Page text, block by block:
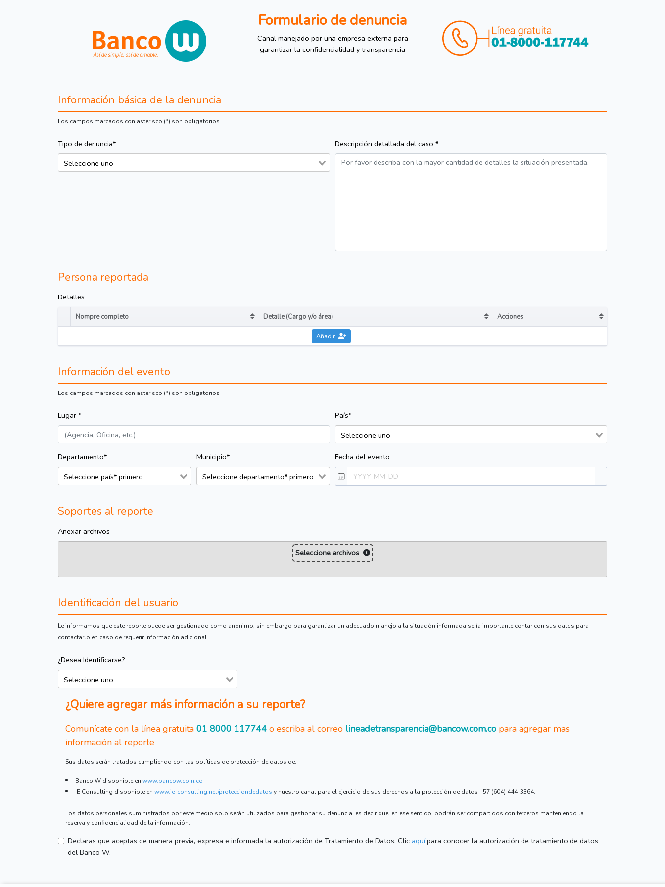
Formulario de denuncia
Canal manejado por una empresa externa para
garantizar la confidencialidad y transparencia
Información básica de la denuncia
Los campos marcados con asterisco (*) son obligatorios
Tipo de denuncia* Descripción detallada del caso *
Persona reportada
Detalles
Nompre completo Sort table by Nompre completo in descending order
Detalle (Cargo y/o área) Sort table by Detalle (Cargo y/o área) in descending order
Acciones Sort table by Acciones in descending
Añadir
Información del evento
Los campos marcados con asterisco (*) son obligatorios
Lugar * País*
Departamento* Municipio* Fecha del evento
Soportes al reporte
Anexar archivos
Seleccione archivos
Identificación del usuario
Le informamos que este reporte puede ser gestionado como anónimo, sin embargo para garantizar un adecuado manejo a la situación informada sería importante contar con sus datos para
contactarlo en caso de requerir información adicional.
¿Desea Identificarse?
¿Quiere agregar más información a su reporte?
Comunícate con la línea gratuita 01 8000 117744 o escriba al correo lineadetransparencia@bancow.com.co para agregar mas
información al reporte
Sus datos serán tratados cumpliendo con las políticas de protección de datos de:
Banco W disponible enwww.bancow.com.co
IE Consulting disponible enwww.ie-consulting.net/protecciondedatos y nuestro canal para el ejercicio de sus derechos a la protección de datos +57 (604) 444-3364.
Los datos personales suministrados por este medio solo serán utilizados para gestionar su denuncia, es decir que, en ese sentido, podrán ser compartidos con terceros manteniendo la
reserva y confidencialidad de la información.
Declaras que aceptas de manera previa, expresa e informada la autorización de Tratamiento de Datos. Clic aquípara conocer la autorización de tratamiento de datos
del Banco W.